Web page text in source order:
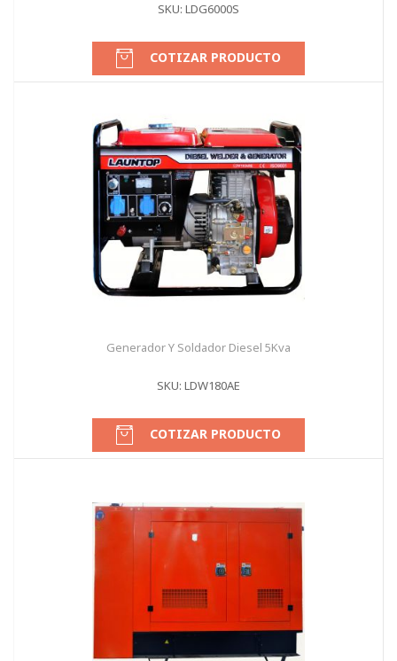
SKU: LDG6000S
COTIZAR PRODUCTO
Generador Y Soldador Diesel 5Kva
SKU: LDW180AE
COTIZAR PRODUCTO